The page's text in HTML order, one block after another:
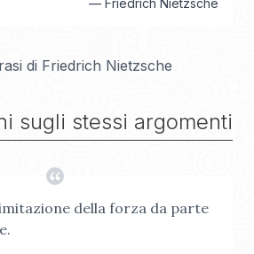
— Friedrich Nietzsche
di Friedrich Nietzsche
sugli stessi argomenti
della forza da parte